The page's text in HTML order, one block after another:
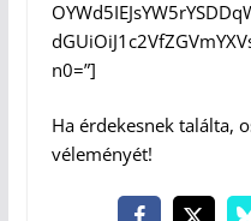
n0=”]
Ha érdekesnek találta,
véleményét!